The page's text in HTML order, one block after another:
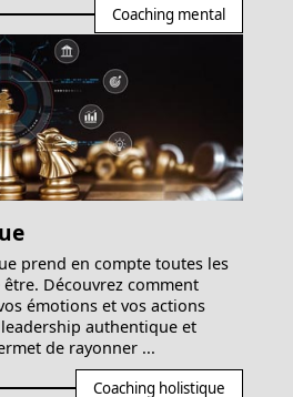
Coaching mental
prend en compte toutes les
Découvrez comment
émotions et vos actions
authentique et
de rayonner ...
Coaching holistique